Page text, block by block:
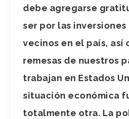
debe agregarse
ser por las
vecinos en el país, así
remesas de nuestros
trabajan en Estados
situación económica
totalmente otra. La